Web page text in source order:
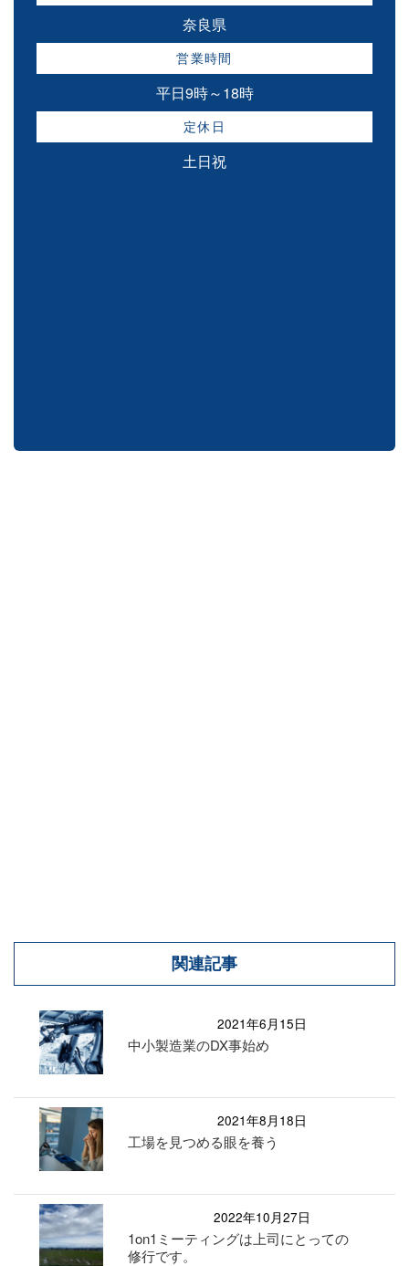
奈良県
営業時間
平日9時～18時
定休日
土日祝
関連記事
2021年6月15日
中小製造業のDX事始め
2021年8月18日
工場を見つめる眼を養う
2022年10月27日
1on1ミーティングは上司にとっての
修行です。